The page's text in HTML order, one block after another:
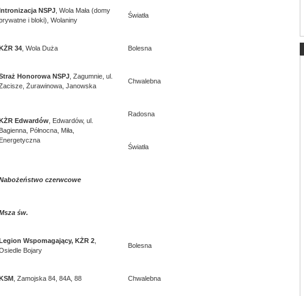
NSPJ, Wola Mała (domy
i bloki), Wolaniny
Światła
34, Wola Duża Bolesna
Honorowa NSPJ, Zagumnie, ul.
Żurawinowa, Janowska
Chwalebna
Edwardów, Edwardów, ul.
Bagienna, Północna, Miła,
Energetyczna
Radosna
Światła
czerwcowe
św.
Wspomagający, KŻR 2,
Bojary
Bolesna
, Zamojska 84, 84A, 88 Chwalebna